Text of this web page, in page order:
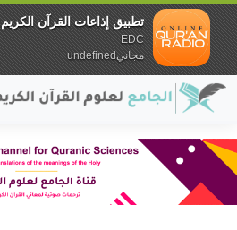
تطبيق إذاعات القرآن الكريم
EDC
مجانيundefined